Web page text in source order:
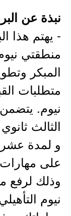
نبذة عن
- يهتم هذا
منطقتي
المبكر
متطلبات
نيوم.
الثالث
و لمدة
على مهارات
وذلك لرفع
نيوم